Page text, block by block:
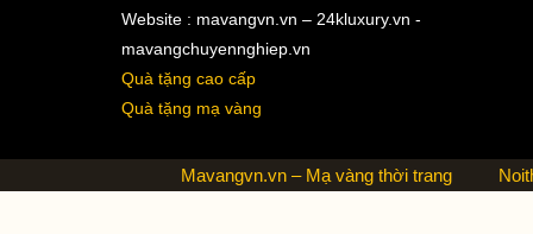
Website : mavangvn.vn – 24kluxury.vn -
mavangchuyennghiep.vn
Quà tặng cao cấp
Quà tặng mạ vàng
Mavangvn.vn – Mạ vàng thời trang